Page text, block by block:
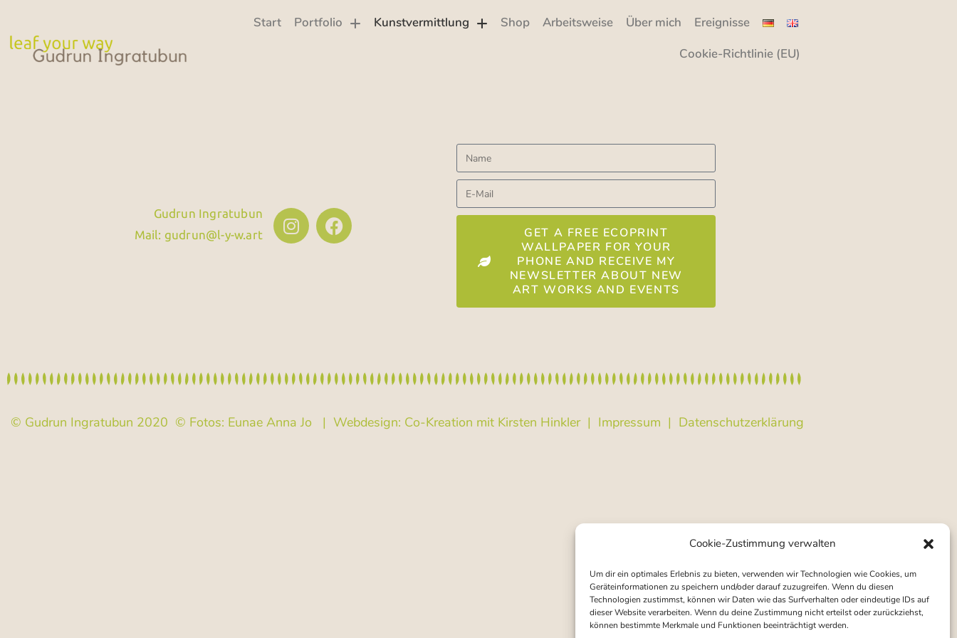
Cookie-Zustimmung verwalten
Um dir ein optimales Erlebnis zu bieten, verwenden wir Technologien wie Cookies, um
Geräteinformationen zu speichern und/oder darauf zuzugreifen. Wenn du diesen
Technologien zustimmst, können wir Daten wie das Surfverhalten oder eindeutige IDs auf
dieser Website verarbeiten. Wenn du deine Zustimmung nicht erteilst oder zurückziehst,
können bestimmte Merkmale und Funktionen beeinträchtigt werden.
Start Portfolio Kunstvermittlung Shop Arbeitsweise Über mich
Ereignisse
Cookie-Richtlinie (EU)
Gudrun Ingratubun
Mail: gudrun@l-y-w.art
GET A FREE ECOPRINT
WALLPAPER FOR YOUR
PHONE AND RECEIVE MY
NEWSLETTER ABOUT NEW
ART WORKS AND EVENTS
© Gudrun Ingratubun 2020 © Fotos: Eunae Anna Jo | Webdesign: Co-Kreation mit Kirsten Hinkler | Impressum | Datenschutzerklärung